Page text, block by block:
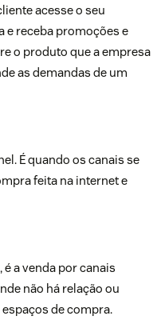
acesse o seu
e receba promoções e
o produto que a empresa
as demandas de um
É quando os canais se
feita na internet e
a venda por canais
não há relação ou
de compra.